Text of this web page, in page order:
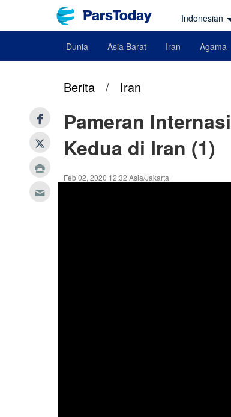
Indonesian
Dunia Asia Barat Iran Agama
Berita / Iran
Pameran
Kedua di Iran (1)
Feb 02, 2020 12:32 Asia/Jakarta